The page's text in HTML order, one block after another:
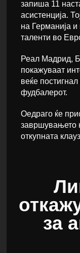
запиша 11
асистенција.
на Германија
таленти во
Реал Мадрид,
покажуваат
веќе
фудбалерот.
Оедраго ќе
завршувањето
откупната
за